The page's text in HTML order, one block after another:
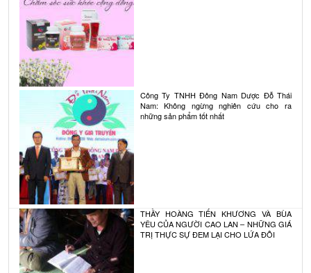
Công Ty TNHH Đông Nam Dược Đỗ Thái
Nam: Không ngừng nghiên cứu cho ra
những sản phẩm tốt nhất
THẦY HOÀNG TIẾN KHƯƠNG VÀ BÙA
YÊU CỦA NGƯỜI CAO LAN – NHỮNG GIÁ
TRỊ THỰC SỰ ĐEM LẠI CHO LỨA ĐÔI